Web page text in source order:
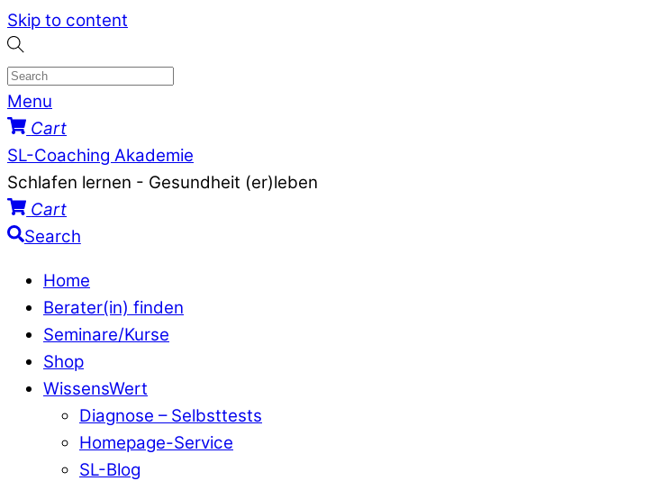
Skip to content
Menu
Cart
SL-Coaching Akademie
Schlafen lernen - Gesundheit (er)leben
Cart
Search
Home
Berater(in) finden
Seminare/Kurse
Shop
WissensWert
Diagnose – Selbsttests
Homepage-Service
SL-Blog